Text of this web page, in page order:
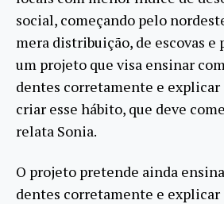
social, começando pelo
mera distribuição, de escovas e
um projeto que visa ensinar
dentes corretamente e
criar esse hábito, que deve
relata Sonia.
O projeto pretende ainda
dentes corretamente e